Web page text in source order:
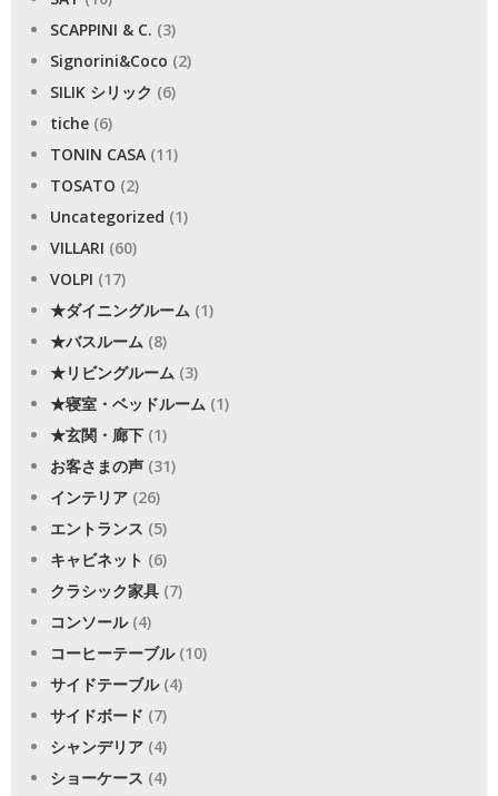
SCAPPINI & C. (3)
Signorini&Coco (2)
SILIK シリック (6)
tiche (6)
TONIN CASA (11)
TOSATO (2)
Uncategorized (1)
VILLARI (60)
VOLPI (17)
★ダイニングルーム (1)
★バスルーム (8)
★リビングルーム (3)
★寝室・ベッドルーム (1)
★玄関・廊下 (1)
お客さまの声 (31)
インテリア (26)
エントランス (5)
キャビネット (6)
クラシック家具 (7)
コンソール(4)
コーヒーテーブル(10)
サイドテーブル(4)
サイドボード (7)
シャンデリア (4)
ショーケース (4)